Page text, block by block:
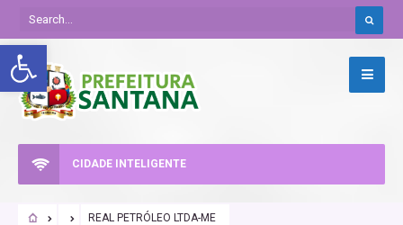
Abrir a barra de ferramentas
CIDADE INTELIGENTE
REAL PETRÓLEO LTDA-ME